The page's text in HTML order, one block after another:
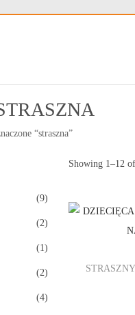
“straszna”
Showing 1–12
(9)
(2)
(1)
(2)
(4)